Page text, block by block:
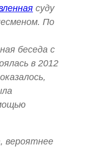
суду
По
беседа с
в 2012
вероятнее